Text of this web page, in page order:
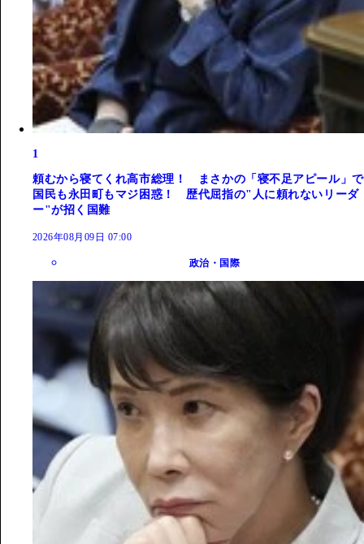
1
頼むから寝てくれ高市総理！ まさかの「寝不足アピール」で
国民も永田町もマジ困惑！ 歴代屈指の"人に頼れないリーダ
ー"が招く国難
2026年08月09日 07:00
政治・国際